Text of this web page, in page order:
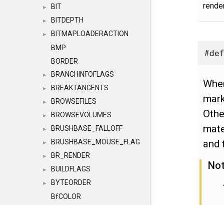
► BIT
► BITDEPTH
►
BITMAPLOADERACTION
BMP
BORDER
► BRANCHINFOFLAGS
► BREAKTANGENTS
► BROWSEFILES
► BROWSEVOLUMES
► BRUSHBASE_FALLOFF
► BRUSHBASE_MOUSE_FLAG
► BR_RENDER
► BUILDFLAGS
►
BYTEORDER
BfCOLOR
and